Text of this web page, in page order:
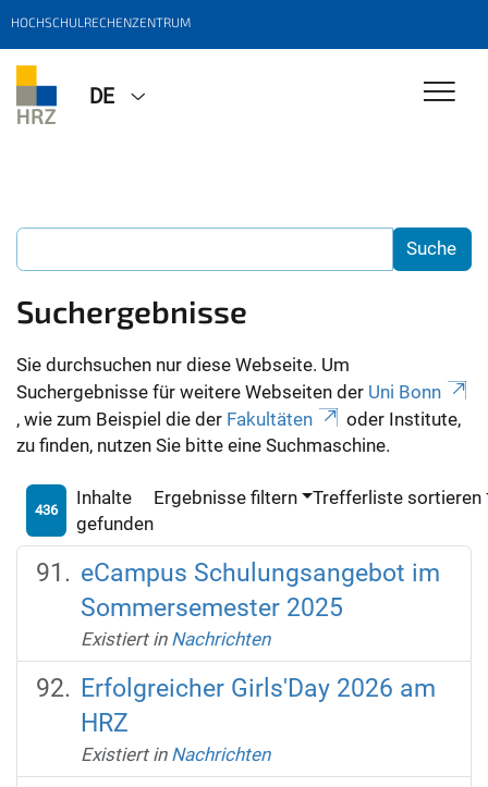
HOCHSCHULRECHENZENTRUM
DE
Suchergebnisse
Sie durchsuchen nur diese Webseite. Um
Suchergebnisse für weitere Webseiten der Uni Bonn
, wie zum Beispiel die der Fakultäten
oder Institute,
zu finden, nutzen Sie bitte eine Suchmaschine.
436
Inhalte
gefunden
Ergebnisse filtern Trefferliste sortieren
eCampus Schulungsangebot im
Sommersemester 2025
Existiert in Nachrichten
Erfolgreicher Girls'Day 2026 am
HRZ
Existiert in Nachrichten